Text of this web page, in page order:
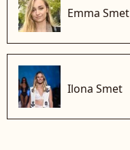
Emma Smet
Ilona Smet